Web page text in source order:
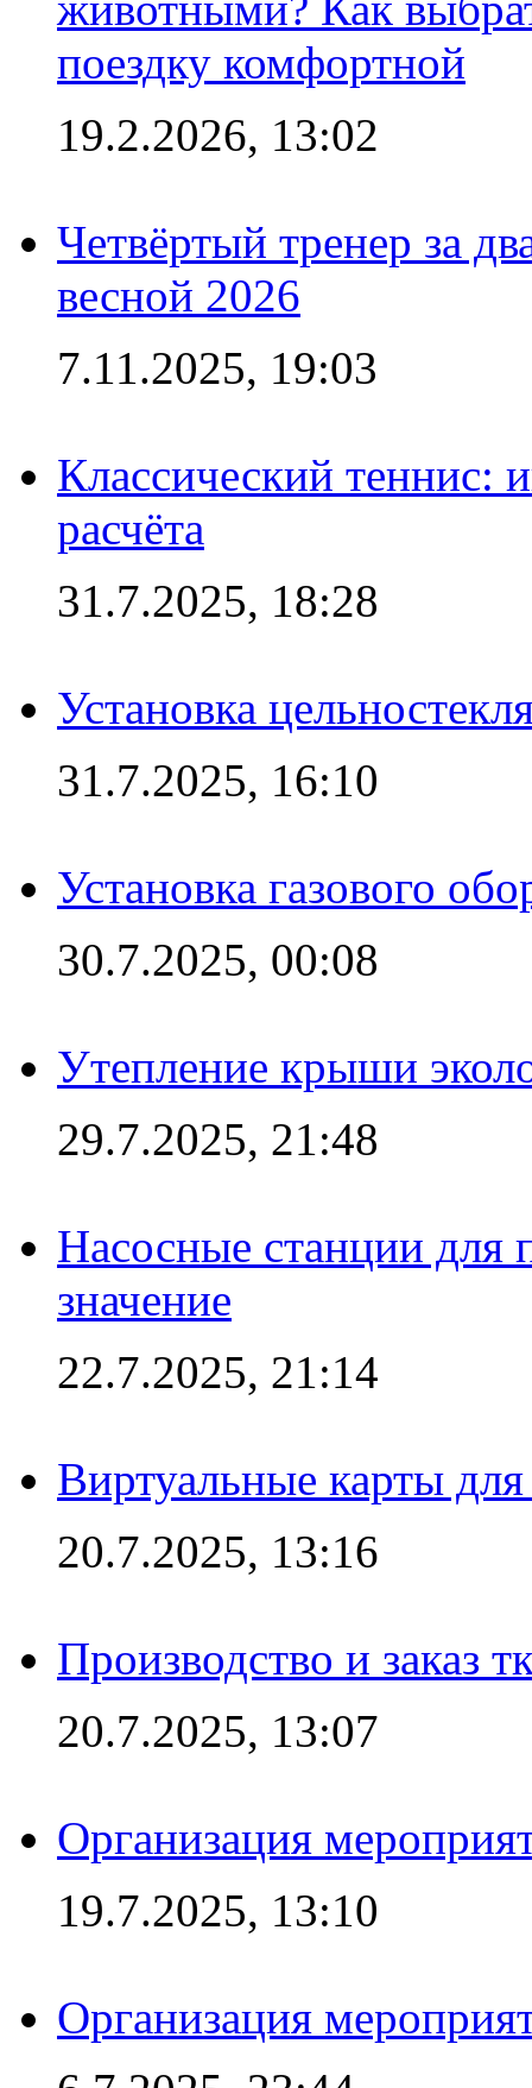
поездку комфортной
19.2.2026, 13:02
Четвёртый тренер за
весной 2026
7.11.2025, 19:03
Классический теннис:
расчёта
31.7.2025, 18:28
Установка
31.7.2025, 16:10
Установка газового
30.7.2025, 00:08
Утепление крыши
29.7.2025, 21:48
Насосные станции для
значение
22.7.2025, 21:14
Виртуальные карты
20.7.2025, 13:16
Производство и заказ
20.7.2025, 13:07
Организация
19.7.2025, 13:10
Организация